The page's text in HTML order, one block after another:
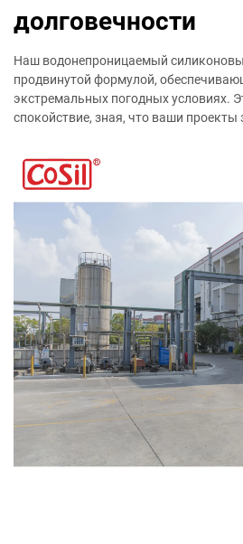
долговечности
Наш водонепроницаемый
продвинутой формулой,
экстремальных погодных условиях.
спокойствие, зная, что ваши